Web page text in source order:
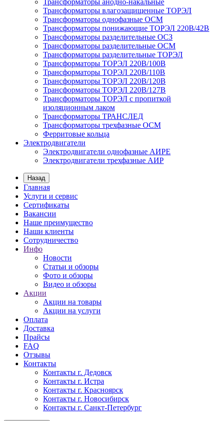
Трансформаторы анодно-накальные
Трансформаторы влагозащищенные ТОРЭЛ
Трансформаторы однофазные ОСМ
Трансформаторы понижающие ТОРЭЛ 220В/42В
Трансформаторы разделительные ОСЗ
Трансформаторы разделительные ОСМ
Трансформаторы разделительные ТОРЭЛ
Трансформаторы ТОРЭЛ 220В/100В
Трансформаторы ТОРЭЛ 220В/110В
Трансформаторы ТОРЭЛ 220В/120В
Трансформаторы ТОРЭЛ 220В/127В
Трансформаторы ТОРЭЛ с пропиткой
изоляционным лаком
Трансформаторы ТРАНСЛЕД
Трансформаторы трехфазные ОСМ
Ферритовые кольца
Электродвигатели
Электродвигатели однофазные АИРЕ
Электродвигатели трехфазные АИР
Назад
Главная
Услуги и сервис
Сертификаты
Вакансии
Наше преимущество
Наши клиенты
Сотрудничество
Инфо
Новости
Статьи и обзоры
Фото и обзоры
Видео и обзоры
Акции
Акции на товары
Акции на услуги
Оплата
Доставка
Прайсы
FAQ
Отзывы
Контакты
Контакты г. Дедовск
Контакты г. Истра
Контакты г. Красноярск
Контакты г. Новосибирск
Контакты г. Санкт-Петербург